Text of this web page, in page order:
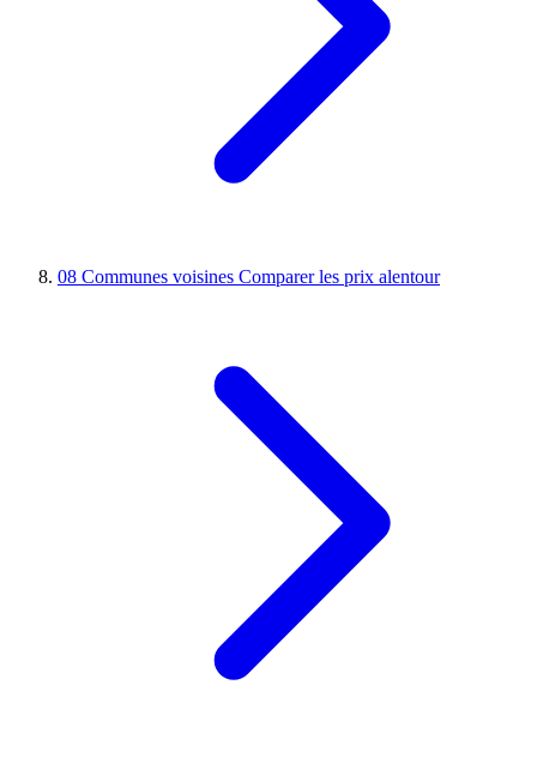
08 Communes voisines Comparer les prix alentour